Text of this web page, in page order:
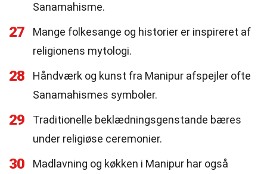
Sanamahisme.
27
Mange folkesange og historier er inspireret af
religionens mytologi.
28
Håndværk og kunst fra Manipur afspejler ofte
Sanamahismes symboler.
29
Traditionelle beklædningsgenstande bæres
under religiøse ceremonier.
30 Madlavning og køkken i Manipur har også